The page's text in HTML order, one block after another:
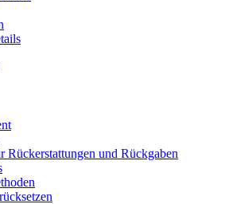
Rückerstattungen und Rückgaben